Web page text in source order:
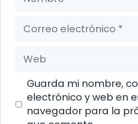
Correo
electrónico
Web
Guarda mi nombre,
electrónico y web en
navegador para la